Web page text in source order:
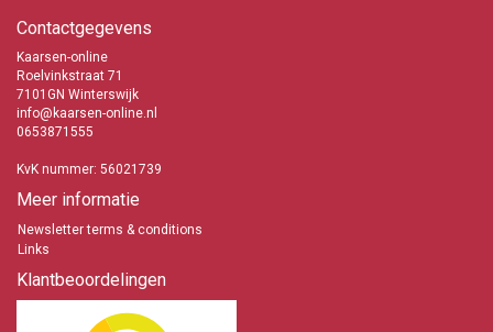
Contactgegevens
Kaarsen-online
Roelvinkstraat 71
7101GN Winterswijk
info@kaarsen-online.nl
0653871555
KvK nummer: 56021739
Meer informatie
Newsletter terms & conditions
Links
Klantbeoordelingen